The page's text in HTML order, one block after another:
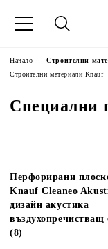
Начало
Строителни
Строителни материали Knauf
Специални
Перфорирани
Knauf Cleaneo
дизайн акустика
въздухопречистващ
(8)